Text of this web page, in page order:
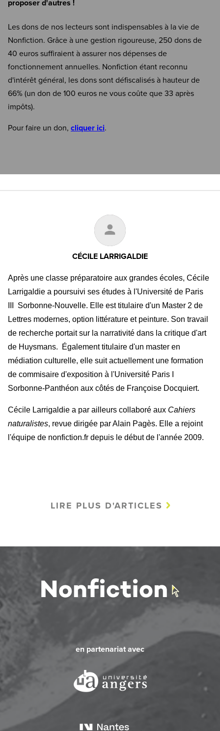
proposer d'autres !
Les dons de nos lecteurs sont indispensables à la vie de
Nonfiction. Grâce à une gestion rigoureuse, 250 dons de
40 euros suffiraient à assurer nos dépenses de
fonctionnement annuelles. Nonfiction étant reconnu
d'intérêt général, les dons sont défiscalisés à hauteur de
66% (un don de 100 euros ne vous coûte que 33 après
impôts).
Pour faire un don, cliquer ici.
CÉCILE LARRIGALDIE
Après une classe préparatoire aux grandes écoles, Cécile
Larrigaldie a poursuivi ses études à l'Université de Paris
III Sorbonne-Nouvelle. Elle est titulaire d'un Master 2 de
Lettres modernes, option littérature et peinture. Son travail
de recherche portait sur la narrativité dans la critique d'art
de Huysmans. Également titulaire d'un master en
médiation culturelle, elle suit actuellement une formation
de commisaire d'exposition à l'Université Paris I
Sorbonne-Panthéon aux côtés de Françoise Docquiert.
Cécile Larrigaldie a par ailleurs collaboré aux Cahiers
naturalistes, revue dirigée par Alain Pagès. Elle a rejoint
l'équipe de nonfiction.fr depuis le début de l'année 2009.
LIRE PLUS D'ARTICLES
en partenariat avec